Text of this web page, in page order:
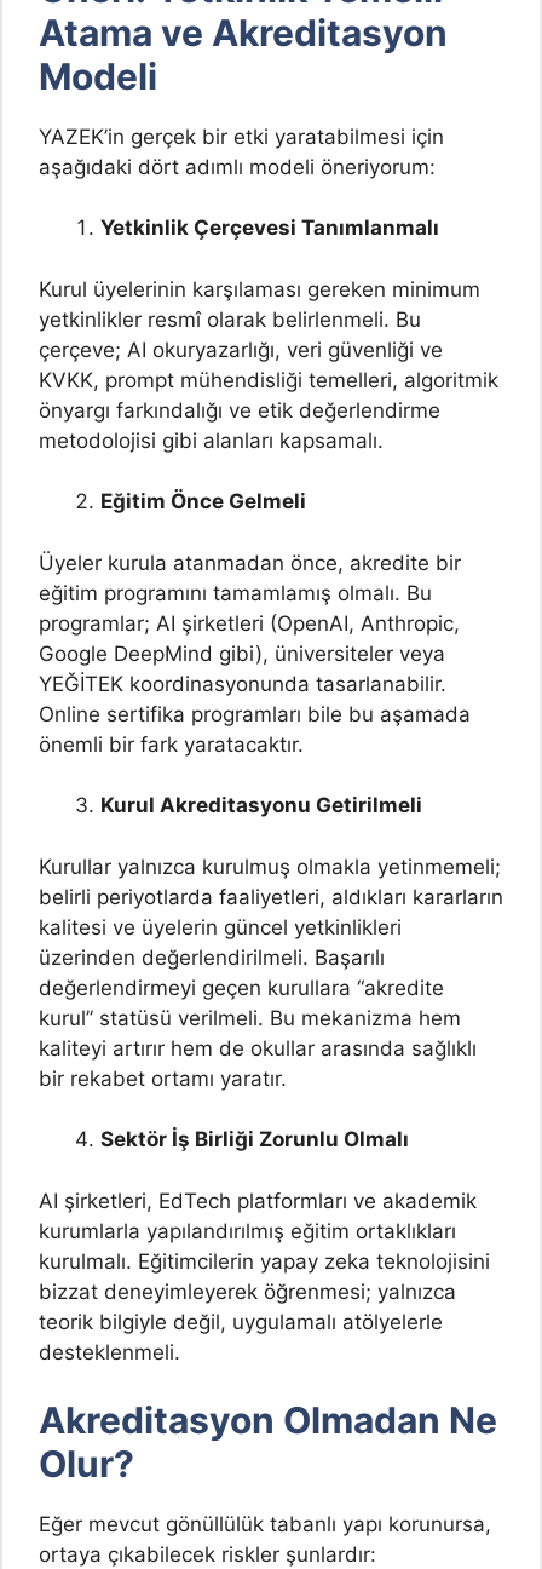
Atama ve Akreditasyon
Modeli
YAZEK’in gerçek bir etki yaratabilmesi için
aşağıdaki dört adımlı modeli öneriyorum:
Yetkinlik Çerçevesi Tanımlanmalı
Kurul üyelerinin karşılaması gereken minimum
yetkinlikler resmî olarak belirlenmeli. Bu
çerçeve; AI okuryazarlığı, veri güvenliği ve
KVKK, prompt mühendisliği temelleri, algoritmik
önyargı farkındalığı ve etik değerlendirme
metodolojisi gibi alanları kapsamalı.
Eğitim Önce Gelmeli
Üyeler kurula atanmadan önce, akredite bir
eğitim programını tamamlamış olmalı. Bu
programlar; AI şirketleri (OpenAI, Anthropic,
Google DeepMind gibi), üniversiteler veya
YEĞİTEK koordinasyonunda tasarlanabilir.
Online sertifika programları bile bu aşamada
önemli bir fark yaratacaktır.
Kurul Akreditasyonu Getirilmeli
Kurullar yalnızca kurulmuş olmakla yetinmemeli;
belirli periyotlarda faaliyetleri, aldıkları kararların
kalitesi ve üyelerin güncel yetkinlikleri
üzerinden değerlendirilmeli. Başarılı
değerlendirmeyi geçen kurullara “akredite
kurul” statüsü verilmeli. Bu mekanizma hem
kaliteyi artırır hem de okullar arasında sağlıklı
bir rekabet ortamı yaratır.
Sektör İş Birliği Zorunlu Olmalı
AI şirketleri, EdTech platformları ve akademik
kurumlarla yapılandırılmış eğitim ortaklıkları
kurulmalı. Eğitimcilerin yapay zeka teknolojisini
bizzat deneyimleyerek öğrenmesi; yalnızca
teorik bilgiyle değil, uygulamalı atölyelerle
desteklenmeli.
Akreditasyon Olmadan Ne
Olur?
Eğer mevcut gönüllülük tabanlı yapı korunursa,
ortaya çıkabilecek riskler şunlardır: